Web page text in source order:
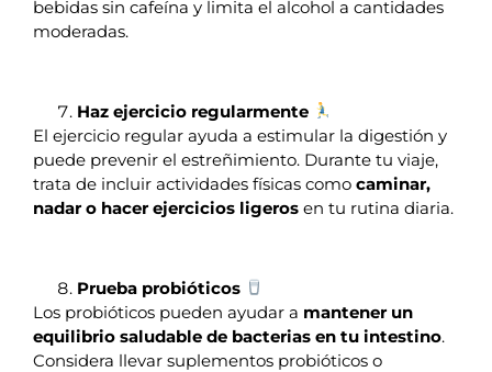
bebidas sin cafeína y limita el alcohol a cantidades
moderadas.
Haz ejercicio regularmente
El ejercicio regular ayuda a estimular la digestión y
puede prevenir el estreñimiento. Durante tu viaje,
trata de incluir actividades físicas como caminar,
nadar o hacer ejercicios ligeros en tu rutina diaria.
Prueba probióticos
Los probióticos pueden ayudar a mantener un
equilibrio saludable de bacterias en tu intestino.
Considera llevar suplementos probióticos o